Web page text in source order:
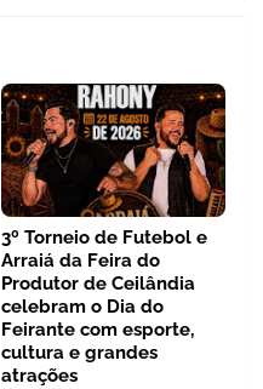
3º Torneio de Futebol e
Arraiá da Feira do
Produtor de Ceilândia
celebram o Dia do
Feirante com esporte,
cultura e grandes
atrações